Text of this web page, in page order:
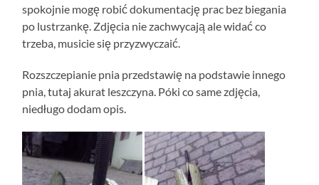
spokojnie mogę robić dokumentację prac bez biegania
po lustrzankę. Zdjęcia nie zachwycają ale widać co
trzeba, musicie się przyzwyczaić.
Rozszczepianie pnia przedstawię na podstawie innego
pnia, tutaj akurat leszczyna. Póki co same zdjęcia,
niedługo dodam opis.